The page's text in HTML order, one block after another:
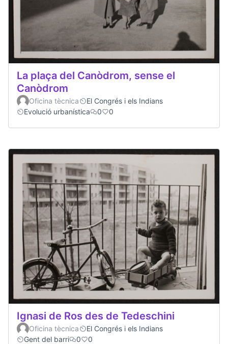
La plaça del Canòdrom, sense el
Canòdrom
Oficina tècnica
El Congrés i els Indians
Evolució urbanística
0 0
Ignasi de Ros des de Tedeschini
Oficina tècnica
El Congrés i els Indians
Gent del barri
0 0